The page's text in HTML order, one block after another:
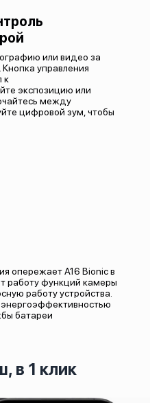
или видео за
управления
к
экспозицию или
между
цифровой зум, чтобы
опережает A16 Bionic в
работу функций камеры
работу устройства.
батареи
в 1 клик